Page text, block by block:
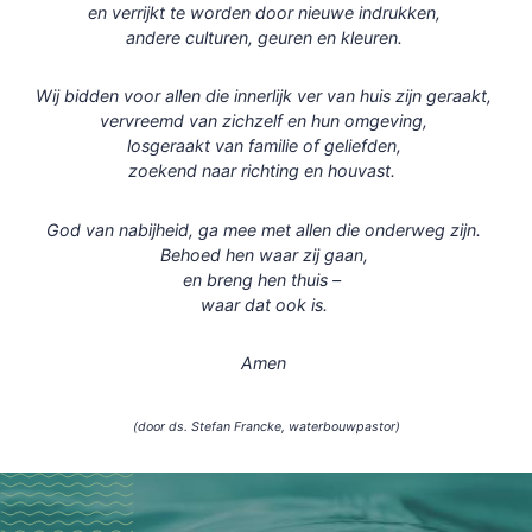
en verrijkt te worden door nieuwe indrukken,
andere culturen, geuren en kleuren.
Wij bidden voor allen die innerlijk ver van huis zijn geraakt,
vervreemd van zichzelf en hun omgeving,
losgeraakt van familie of geliefden,
zoekend naar richting en houvast.
God van nabijheid, ga mee met allen die onderweg zijn.
Behoed hen waar zij gaan,
en breng hen thuis –
waar dat ook is.
Amen
(door ds. Stefan Francke, waterbouwpastor)